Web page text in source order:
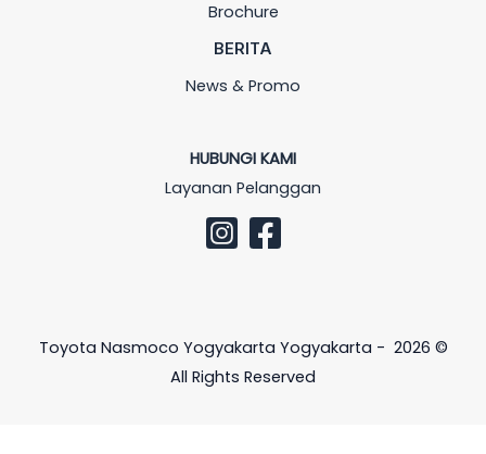
Brochure
BERITA
News & Promo
HUBUNGI KAMI
Layanan Pelanggan
Toyota Nasmoco Yogyakarta Yogyakarta - 2026 ©
All Rights Reserved